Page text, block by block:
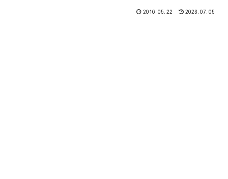
2016.05.22 2023.07.05